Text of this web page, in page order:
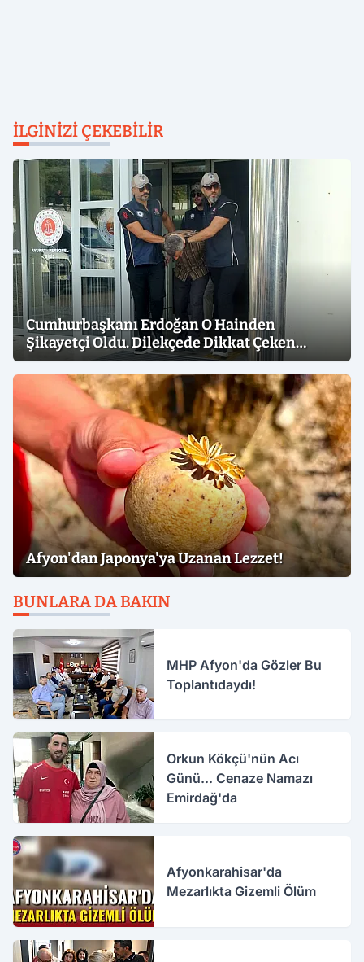
İLGINIZI ÇEKEBILIR
Cumhurbaşkanı Erdoğan O Hainden
Şikayetçi Oldu. Dilekçede Dikkat Çeken
İfadeler
Afyon'dan Japonya'ya Uzanan Lezzet!
BUNLARA DA BAKIN
MHP Afyon'da Gözler Bu
Toplantıdaydı!
Orkun Kökçü'nün Acı
Günü... Cenaze Namazı
Emirdağ'da
Afyonkarahisar'da
Mezarlıkta Gizemli Ölüm